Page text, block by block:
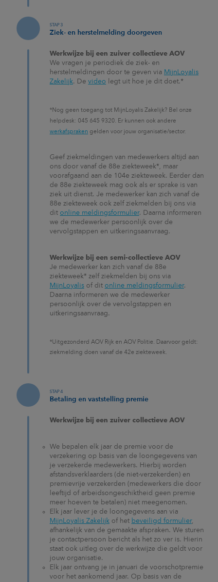
STAP 3
Ziek- en herstelmelding doorgeven
Werkwijze bij een zuiver collectieve AOV
We vragen je periodiek de ziek-­ en
herstelmeldingen door te geven via MijnLoyalis
Zakelijk. De video legt uit hoe je dit doet.*
*Nog geen toegang tot MijnLoyalis Zakelijk? Bel onze
helpdesk: 045 645 9320. Er kunnen ook andere
werkafspraken gelden voor jouw organisatie/sector.
Geef ziekmeldingen van medewerkers altijd aan
ons door vanaf de 88e ziekteweek*, maar
voorafgaand aan de 104e ziekteweek. Eerder dan
de 88e ziekteweek mag ook als er sprake is van
ziek uit dienst. Je medewerker kan zich vanaf de
88e ziekteweek ook zelf ziekmelden bij ons via
dit online meldingsformulier. Daarna informeren
we de medewerker persoonlijk over de
vervolgstappen en uitkeringsaanvraag.
Werkwijze bij een semi-collectieve AOV
Je medewerker kan zich vanaf de 88e
ziekteweek* zelf ziekmelden bij ons via
MijnLoyalis of dit online meldingsformulier.
Daarna informeren we de medewerker
persoonlijk over de vervolgstappen en
uitkeringsaanvraag.
*Uitgezonderd AOV Rijk en AOV Politie. Daarvoor geldt:
ziekmelding doen vanaf de 42e ziekteweek.
STAP 4
Betaling en vaststelling premie
Werkwijze bij een zuiver collectieve AOV
We bepalen elk jaar de premie voor de
verzekering op basis van de loongegevens van
je verzekerde medewerkers. Hierbij worden
afstandsverklaarders (de niet-verzekerden) en
premievrije verzekerden (medewerkers die door
leeftijd of arbeidsongeschiktheid geen premie
meer hoeven te betalen) niet meegenomen.
Elk jaar lever je de loongegevens aan via
MijnLoyalis Zakelijk of het beveiligd formulier,
afhankelijk van de gemaakte afspraken. We sturen
je contactpersoon bericht als het zo ver is. Hierin
staat ook uitleg over de werkwijze die geldt voor
jouw organisatie.
Elk jaar ontvang je in januari de voorschotpremie
voor het aankomend jaar. Op basis van de